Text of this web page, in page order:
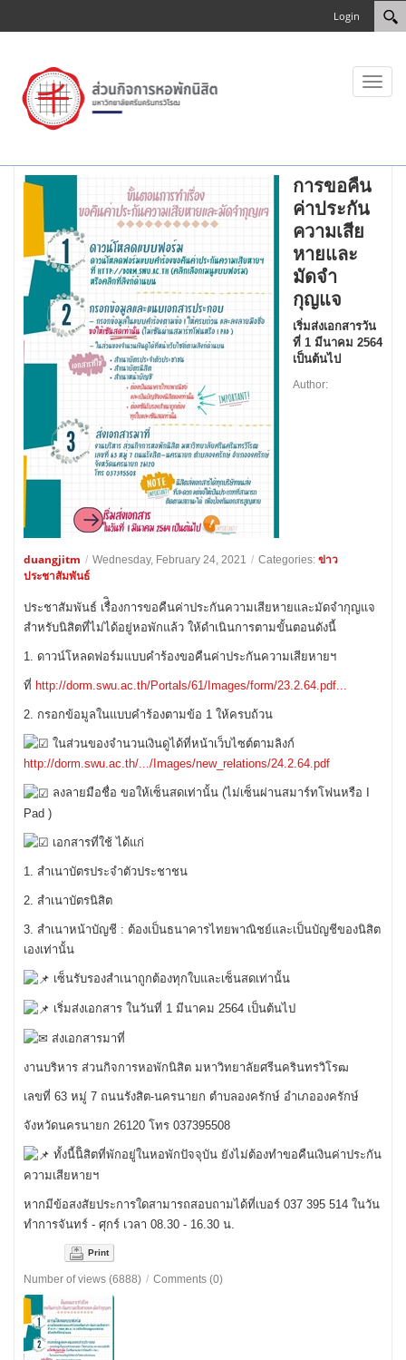
Login
Toggle
การขอคืน
ค่าประกัน
ความเสีย
หายและ
มัดจำ
กุญแจ
เริ่มส่งเอกสารวัน
ที่ 1 มีนาคม 2564
เป็นต้นไป
Author:
duangjitm / Wednesday, February 24, 2021 / Categories: ข่าว
ประชาสัมพันธ์
ประชาสัมพันธ์ เรื่ิองการขอคืนค่าประกันความเสียหายและมัดจำกุญแจ
สำหรับนิสิตที่ไม่ได้อยู่หอพักแล้ว ให้ดำเนินการตามขั้นตอนดังนี้
1. ดาวน์โหลดฟอร์มแบบคำร้องขอคืนค่าประกันความเสียหายฯ
ที่ http://dorm.swu.ac.th/Portals/61/Images/form/23.2.64.pdf...
2. กรอกข้อมูลในแบบคำร้องตามข้อ 1 ให้ครบถ้วน
ในส่วนของจำนวนเงินดูได้ที่หน้าเว็บไซต์ตามลิงก์
http://dorm.swu.ac.th/.../Images/new_relations/24.2.64.pdf
ลงลายมือชื่อ ขอให้เซ็นสดเท่านั้น (ไม่เซ็นผ่านสมาร์ทโฟนหรือ I
Pad )
เอกสารที่ใช้ ได้แก่
1. สำเนาบัตรประจำตัวประชาชน
2. สำเนาบัตรนิสิต
3. สำเนาหน้าบัญชี : ต้องเป็นธนาคารไทยพาณิชย์และเป็นบัญชีของนิสิต
เองเท่านั้น
เซ็นรับรองสำเนาถูกต้องทุกใบและเซ็นสดเท่านั้น
เริ่มส่งเอกสาร ในวันที่ 1 มีนาคม 2564 เป็นต้นไป
ส่งเอกสารมาที่
งานบริหาร ส่วนกิจการหอพักนิสิต มหาวิทยาลัยศรีนครินทรวิโรฒ
เลขที่ 63 หมู่ 7 ถนนรังสิต-นครนายก ตำบลองครักษ์ อำเภอองครักษ์
จังหวัดนครนายก 26120 โทร 037395508
ทั้งนี้นิิสิตที่พักอยู่ในหอพักปัจจุบัน ยังไม่ต้องทำขอคืนเงินค่าประกัน
ความเสียหายฯ
หากมีข้อสงสัยประการใดสามารถสอบถามได้ที่เบอร์ 037 395 514 ในวัน
ทำการจันทร์ - ศุกร์ เวลา 08.30 - 16.30 น.
Print
Number of views (6888) / Comments (0)